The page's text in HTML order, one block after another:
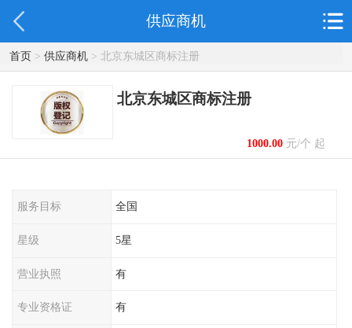
供应商机
首页> 供应商机> 北京东城区商标注册
北京东城区商标注册
1000.00元/个 起
服务目标 全国
星级 5星
营业执照 有
专业资格证 有